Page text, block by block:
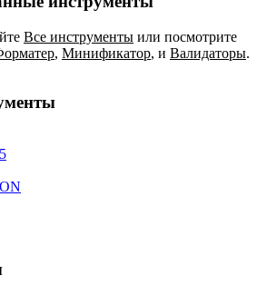
Все инструменты или посмотрите
, Минификатор, и Валидаторы.